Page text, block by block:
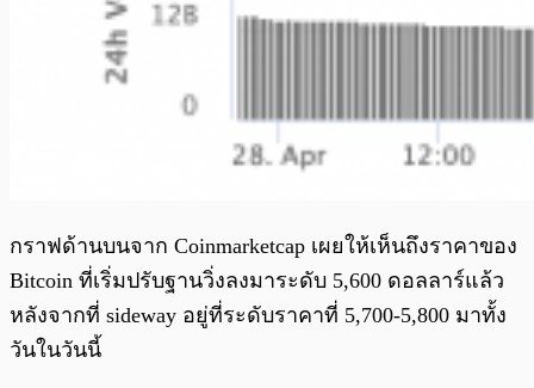
กราฟด้านบนจาก Coinmarketcap เผยให้เห็นถึงราคาของ
Bitcoin ที่เริ่มปรับฐานวิ่งลงมาระดับ 5,600 ดอลลาร์แล้ว
หลังจากที่ sideway อยู่ที่ระดับราคาที่ 5,700-5,800 มาทั้ง
วันในวันนี้